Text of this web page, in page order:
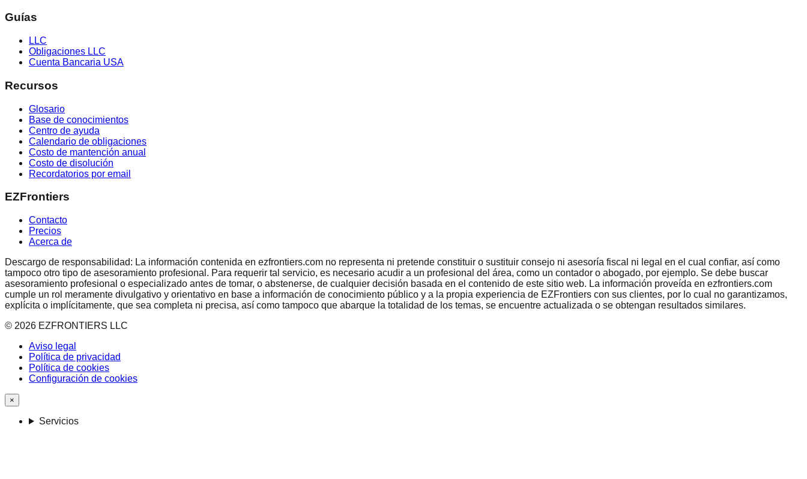
Guías
LLC
Obligaciones LLC
Cuenta Bancaria USA
Recursos
Glosario
Base de conocimientos
Centro de ayuda
Calendario de obligaciones
Costo de mantención anual
Costo de disolución
Recordatorios por email
EZFrontiers
Contacto
Precios
Acerca de
Descargo de responsabilidad: La información contenida en ezfrontiers.com no representa ni pretende constituir o sustituir consejo ni asesoría fiscal ni legal en el cual confiar, así como
tampoco otro tipo de asesoramiento profesional. Para requerir tal servicio, es necesario acudir a un profesional del área, como un contador o abogado, por ejemplo. Se debe buscar
asesoramiento profesional o especializado antes de tomar, o abstenerse, de cualquier decisión basada en el contenido de este sitio web. La información proveída en ezfrontiers.com
cumple un rol meramente divulgativo y orientativo en base a información de conocimiento público y a la propia experiencia de EZFrontiers con sus clientes, por lo cual no garantizamos,
explícita o implícitamente, que sea completa ni precisa, así como tampoco que abarque la totalidad de los temas, se encuentre actualizada o se obtengan resultados similares.
© 2026 EZFRONTIERS LLC
Aviso legal
Política de privacidad
Política de cookies
Configuración de cookies
×
Servicios